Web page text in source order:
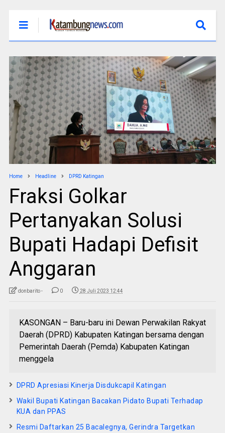
Home Headline DPRD Katingan
Fraksi Golkar
Pertanyakan Solusi
Bupati Hadapi Defisit
Anggaran
donbarito - 0 28 Juli 2023 12:44
KASONGAN – Baru-baru ini Dewan Perwakilan Rakyat
Daerah (DPRD) Kabupaten Katingan bersama dengan
Pemerintah Daerah (Pemda) Kabupaten Katingan
menggela
DPRD Apresiasi Kinerja Disdukcapil Katingan
Wakil Bupati Katingan Bacakan Pidato Bupati Terhadap
KUA dan PPAS
Resmi Daftarkan 25 Bacalegnya, Gerindra Targetkan